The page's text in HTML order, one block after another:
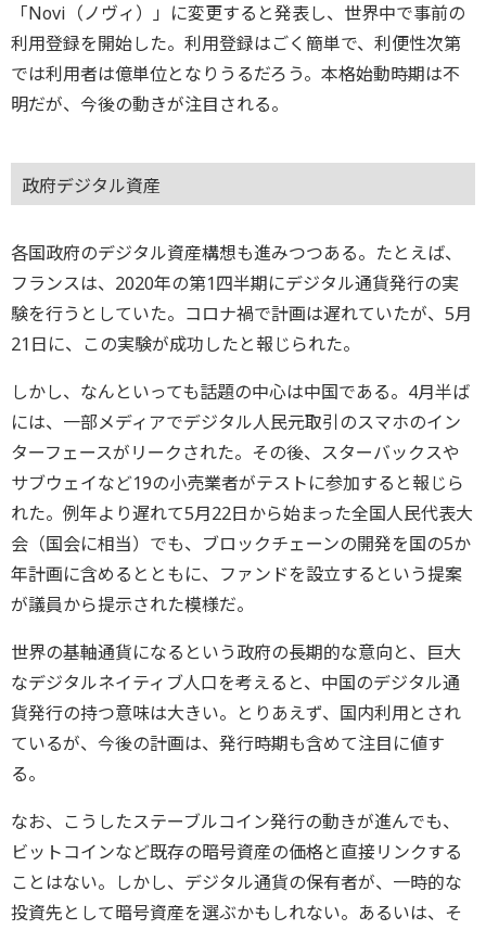
「Novi（ノヴィ）」に変更すると発表し、世界中で事前の
利用登録を開始した。利用登録はごく簡単で、利便性次第
では利用者は億単位となりうるだろう。本格始動時期は不
明だが、今後の動きが注目される。
政府デジタル資産
各国政府のデジタル資産構想も進みつつある。たとえば、
フランスは、2020年の第1四半期にデジタル通貨発行の実
験を行うとしていた。コロナ禍で計画は遅れていたが、5月
21日に、この実験が成功したと報じられた。
しかし、なんといっても話題の中心は中国である。4月半ば
には、一部メディアでデジタル人民元取引のスマホのイン
ターフェースがリークされた。その後、スターバックスや
サブウェイなど19の小売業者がテストに参加すると報じら
れた。例年より遅れて5月22日から始まった全国人民代表大
会（国会に相当）でも、ブロックチェーンの開発を国の5か
年計画に含めるとともに、ファンドを設立するという提案
が議員から提示された模様だ。
世界の基軸通貨になるという政府の長期的な意向と、巨大
なデジタルネイティブ人口を考えると、中国のデジタル通
貨発行の持つ意味は大きい。とりあえず、国内利用とされ
ているが、今後の計画は、発行時期も含めて注目に値す
る。
なお、こうしたステーブルコイン発行の動きが進んでも、
ビットコインなど既存の暗号資産の価格と直接リンクする
ことはない。しかし、デジタル通貨の保有者が、一時的な
投資先として暗号資産を選ぶかもしれない。あるいは、そ